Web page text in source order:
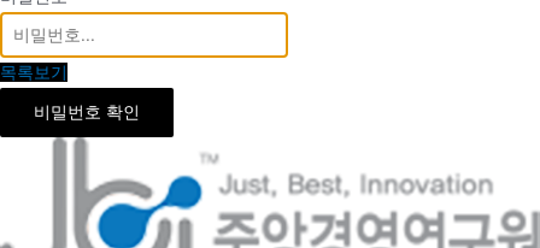
목록보기
비밀번호 확인